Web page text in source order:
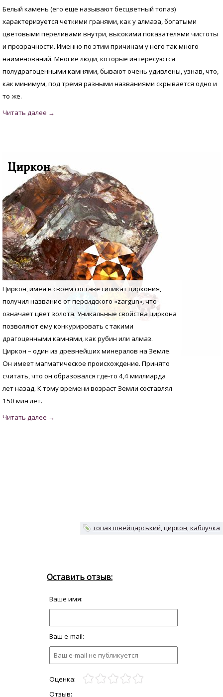
Белый камень (его еще называют бесцветный топаз)
характеризуется четкими гранями, как у алмаза, богатыми
цветовыми переливами внутри, высокими показателями чистоты
и прозрачности. Именно по этим причинам у него так много
наименований. Многие люди, которые интересуются
полудрагоценными камнями, бывают очень удивлены, узнав, что,
как минимум, под тремя разными названиями скрывается одно и
то же.
Циркон
Циркон, имея в своем составе силикат циркония,
получил название от персидского «zargun», что
означает цвет золота. Уникальные свойства циркона
позволяют ему конкурировать с такими
драгоценными камнями, как рубин или алмаз.
Циркон – один из древнейших минералов на Земле.
Он имеет магматическое происхождение. Принято
считать, что он образовался где-то 4,4 миллиарда
лет назад. К тому времени возраст Земли составлял
150 млн лет.
топаз швейцарський циркон каблучка